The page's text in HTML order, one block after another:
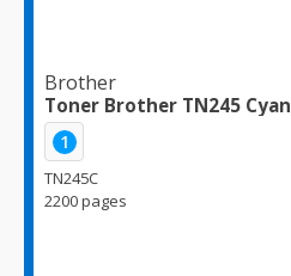
Brother
Toner Brother TN245 Cyan
1
TN245C
2200 pages